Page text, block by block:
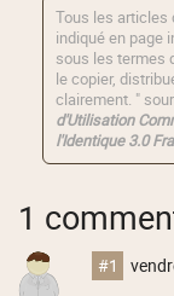
Tous les articles
indiqué en page
sous les termes
le copier,
clairement. "
d'Utilisation
l'Identique 3.0
1
#1